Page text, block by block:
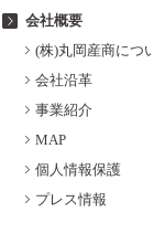
会社概要
(株)丸岡産商につ
会社沿革
事業紹介
MAP
個人情報保護
プレス情報